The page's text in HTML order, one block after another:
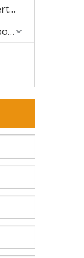
Positionnement de la couverture rigide et de la boîte rigide
Machine de fabrication de boîtes rigides semi-automatique